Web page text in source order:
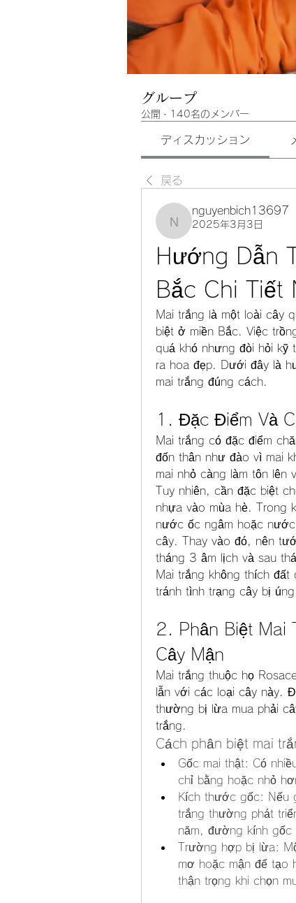
グループ
公開 · 140名のメンバー
ディスカッション
戻る
nguyenbich13697
nguyenbich13697
2025年3月3日
Hướng Dẫn
Bắc Chi Tiết
Mai trắng là một loài cây
biệt ở miền Bắc. Việc
quá khó nhưng đòi hỏi kỹ
ra hoa đẹp. Dưới đây là
mai trắng đúng cách.
1. Đặc Điểm Và
Mai trắng có đặc điểm
đốn thân như đào vì mai
mai nhỏ càng làm tôn lên
Tuy nhiên, cần đặc biệt
nhựa vào mùa hè. Trong
nước ốc ngâm hoặc
cây. Thay vào đó, nên
tháng 3 âm lịch và sau
Mai trắng không thích
tránh tình trạng cây bị
2. Phân Biệt Mai
Cây Mận
Mai trắng thuộc họ
lẫn với các loại cây này.
thường bị lừa mua phải
trắng.
Cách phân biệt mai
Gốc mai thật: Có
chỉ bằng hoặc nhỏ
Kích thước gốc: Nếu
trắng thường phát
năm, đường kính gốc
Trường hợp bị lừa:
mơ hoặc mận để tạo
thận trọng khi chọn